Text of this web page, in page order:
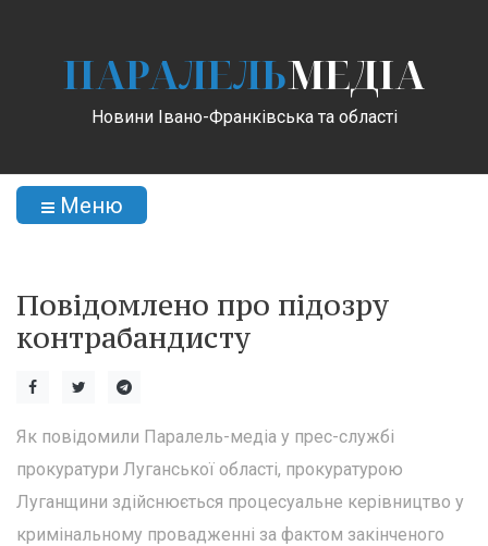
ПАРАЛЕЛЬМЕДІА
Новини Івано-Франківська та області
Меню
Повідомлено про підозру
контрабандисту
Як повідомили Паралель-медіа у прес-службі
прокуратури Луганської області, прокуратурою
Луганщини здійснюється процесуальне керівництво у
кримінальному провадженні за фактом закінченого